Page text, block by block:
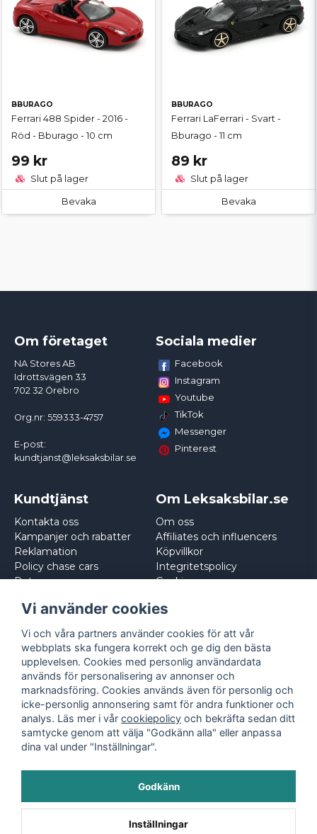
BBURAGO
Ferrari 488 Spider - 2016 -
Röd - Bburago - 10 cm
99 kr
Slut på lager
Bevaka
BBURAGO
Ferrari LaFerrari - Svart -
Bburago - 11 cm
89 kr
Slut på lager
Bevaka
Om företaget
NA Stores AB
Idrottsvägen 33
702 32 Örebro
Org.nr: 559333-4757
E-post:
kundtjanst@leksaksbilar.se
Sociala medier
Facebook
Instagram
Youtube
TikTok
Messenger
Pinterest
Kundtjänst
Kontakta oss
Kampanjer och rabatter
Reklamation
Policy chase cars
Returnera
Om Leksaksbilar.se
Om oss
Affiliates och influencers
Köpvillkor
Integritetspolicy
Cookies
Vi använder cookies
Vi och våra partners använder cookies för att vår
webbplats ska fungera korrekt och ge dig den bästa
upplevelsen. Cookies med personlig användardata
används för personalisering av annonser och
marknadsföring. Cookies används även för personlig och
icke-personlig annonsering samt för andra funktioner och
analys. Läs mer i vår cookiepolicy och bekräfta sedan ditt
samtycke genom att välja "Godkänn alla" eller anpassa
dina val under "Inställningar".
Godkänn
Inställningar